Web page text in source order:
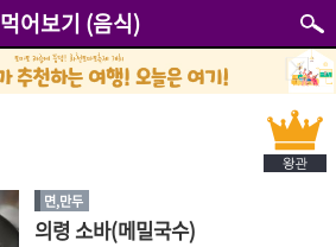
먹어보기 (음식)
면,만두
의령 소바(메밀국수)